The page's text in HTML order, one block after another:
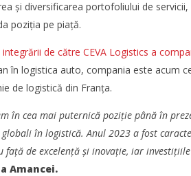
& Wakefield Echinox:
de spații industriale și
din România a crescut cu
SAMEDAY
achiziție a
Bianca
și diversificarea portofoliului de
poziția pe piață.
integrării de către CEVA Logistics a
în logistica auto, compania este acum
de logistică din Franța.
în cea mai puternică poziție până în
în logistică. Anul 2023 a fost
față de excelență și inovație, iar
Amancei.